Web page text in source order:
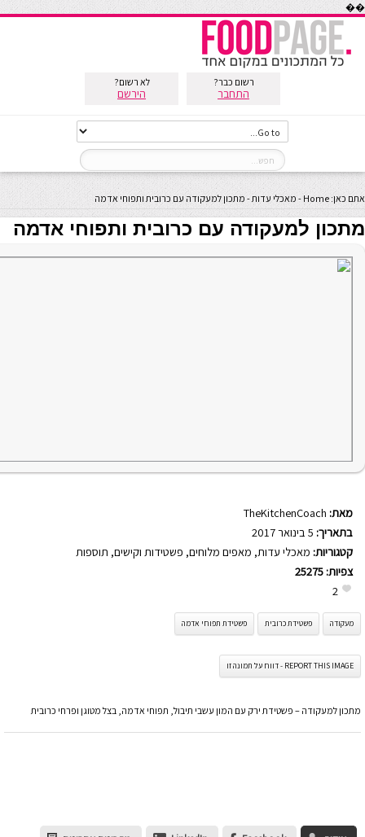
��
רשום כבר?
התחבר
לא רשום?
הירשם
אתם כאן: Home
- מאכלי עדות- מתכון למעקודה עם כרובית ותפוחי אדמה
מתכון למעקודה עם כרובית ותפוחי אדמה
מאת: TheKitchenCoach
בתאריך:
קטגוריות: מאכלי עדות, מאפים מלוחים, פשטידות וקישים, תוספות
צפיות: 25275
2
מעקודה פשטידת כרובית פשטידת תפוחי אדמה
REPORT THIS IMAGE - דווח על תמונה זו
מתכון למעקודה – פשטידת ירק עם המון עשבי תיבול, תפוחי אדמה, בצל מטוגן ופרחי כרובית